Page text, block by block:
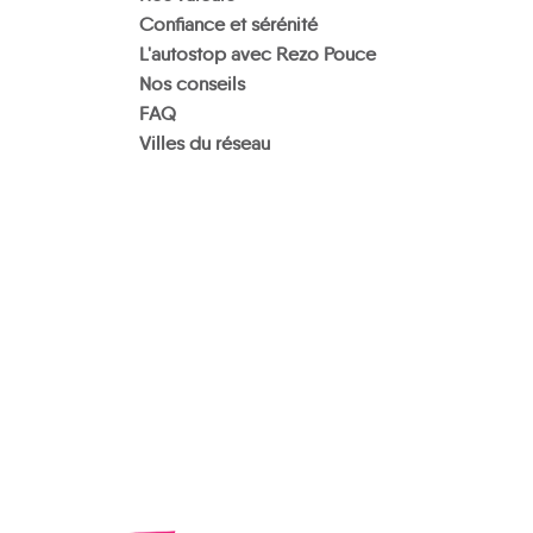
Confiance et sérénité
L'autostop avec Rezo Pouce
Nos conseils
FAQ
Villes du réseau